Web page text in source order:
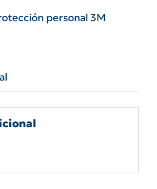
personal 3M